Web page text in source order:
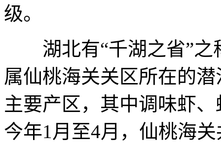
级。
湖北有“千湖之省”之
属仙桃海关关区所在的
主要产区，其中调味虾
今年1月至4月，仙桃海